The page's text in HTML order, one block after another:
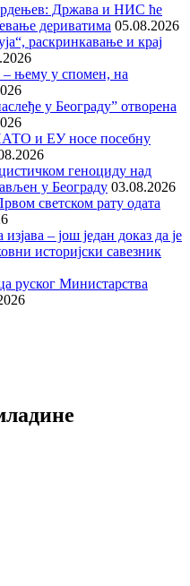
Држава и НИС ће
дериватима 05.08.2026
раскринкавање и крај
њему у спомен, на
у Београду” отворена
и ЕУ носе посебну
геноциду над
у Београду 03.08.2026
светском рату одата
– још један доказ да је
историјски савезник
руског Министарства